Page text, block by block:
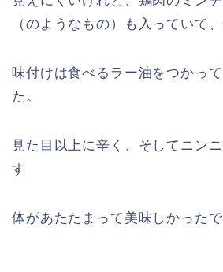
（のようなもの）も入っていて
味付けは食べるラー油をつかっ
た。
見た目以上に辛く、そしてニン
す
体があたたまって美味しかった